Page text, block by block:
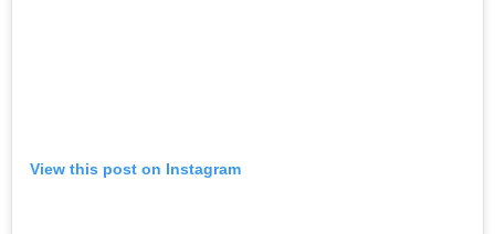
View this post on Instagram